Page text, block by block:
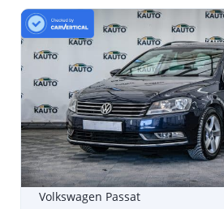
Volkswagen Passat